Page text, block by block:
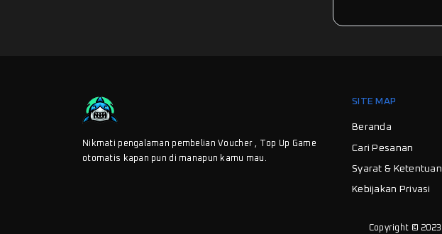
Nikmati pengalaman pembelian Voucher , Top Up Game
otomatis kapan pun di manapun kamu mau.
SITE MAP
Beranda
Cari Pesanan
Syarat & Ketentuan
Kebijakan Privasi
Copyright © 2023